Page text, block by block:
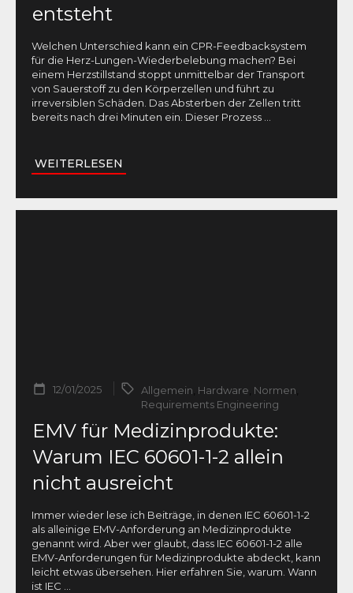
entsteht
Welchen Unterschied kann ein CPR-Feedbacksystem
für die Herz-Lungen-Wiederbelebung machen? Bei
einem Herzstillstand stoppt unmittelbar der Transport
von Sauerstoff zu den Körperzellen und führt zu
irreversiblen Schäden. Das Absterben der Zellen tritt
bereits nach drei Minuten ein. Dieser Prozess
WEITERLESEN
12/01/2025 Allgemein Hardware Normen
Requirements Engineering
EMV für Medizinprodukte:
Warum IEC 60601-1-2 allein
nicht ausreicht
Immer wieder lese ich Beiträge, in denen IEC 60601-1-2
als alleinige EMV-Anforderung an Medizinprodukte
genannt wird. Aber wer glaubt, dass IEC 60601-1-2 alle
EMV-Anforderungen für Medizinprodukte abdeckt, kann
leicht etwas übersehen. Hier erfahren Sie, warum. Wann
ist IEC